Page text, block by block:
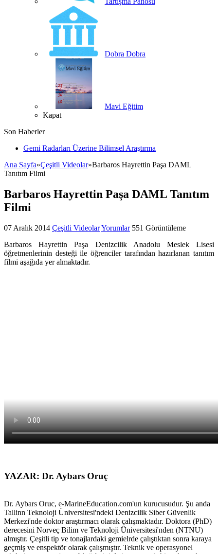
Dobra Dobra
Mavi Eğitim
Kapat
Son Haberler
Gemi Radarları Üzerine Bilimsel Araştırma
Ana Sayfa»Çeşitli Videolar»Barbaros Hayrettin Paşa DAML
Tanıtım Filmi
Barbaros Hayrettin Paşa DAML Tanıtım
Filmi
07 Aralık 2014 Çeşitli VideolarYorumlar 551 Görüntüleme
Barbaros Hayrettin Paşa Denizcilik Anadolu Meslek Lisesi
öğretmenlerinin desteği ile öğrenciler tarafından hazırlanan tanıtım
filmi aşağıda yer almaktadır.
YAZAR: Dr. Aybars Oruç
Dr. Aybars Oruc, e-MarineEducation.com'un kurucusudur. Şu anda
Tallinn Teknoloji Üniversitesi'ndeki Denizcilik Siber Güvenlik
Merkezi'nde doktor araştırmacı olarak çalışmaktadır. Doktora (PhD)
derecesini Norveç Bilim ve Teknoloji Üniversitesi'nden (NTNU)
almıştır. Çeşitli tip ve tonajlardaki gemielrde çalıştıktan sonra karaya
geçmiş ve enspektör olarak çalışmıştır. Teknik ve operasyonel